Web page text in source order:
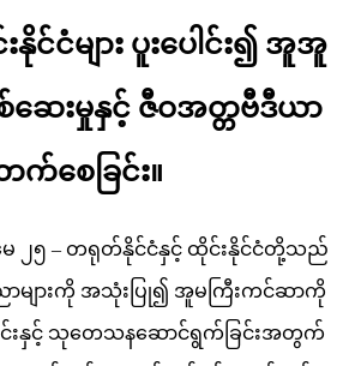
ငံများ ပူးပေါင်း၍ အူအူ
ေးမှုနှင့် ဇီဝအတ္တဗီဒီယာ
စေခြင်း။
ေ ၂၅ – တရုတ်နိုင်ငံနှင့် ထိုင်းနိုင်ငံတို့သည်
များကို အသုံးပြု၍ အူမကြီးကင်ဆာကို
င်းနှင့် သုတေသနဆောင်ရွက်ခြင်းအတွက်